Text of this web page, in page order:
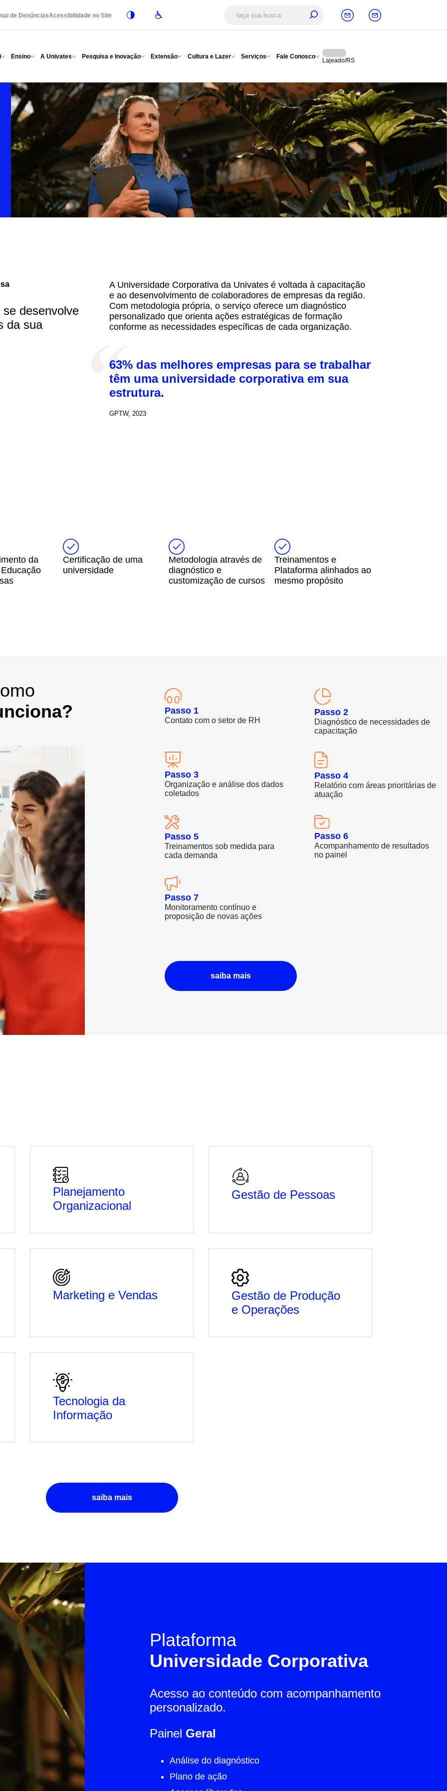
de DenúnciasAcessibilidade no Site
Ensino A Univates Pesquisa e Inovação Extensão Cultura e Lazer Serviços Fale Conosco
Lajeado/RS
desenvolve
da sua
A Universidade Corporativa da Univates é voltada à capacitação
e ao desenvolvimento de colaboradores de empresas da região.
Com metodologia própria, o serviço oferece um diagnóstico
personalizado que orienta ações estratégicas de formação
conforme as necessidades específicas de cada organização.
63% das melhores empresas para se trabalhar
têm uma universidade corporativa em sua
estrutura.
GPTW, 2023
da
Certificação de uma
universidade
Metodologia através de
diagnóstico e
customização de cursos
Treinamentos e
Plataforma alinhados ao
mesmo propósito
Passo 1
Contato com o setor de RH
Passo 2
Diagnóstico de necessidades de
capacitação
Passo 3
Organização e análise dos dados
coletados
Passo 4
Relatório com áreas prioritárias de
atuação
Passo 5
Treinamentos sob medida para
cada demanda
Passo 6
Acompanhamento de resultados
no painel
Passo 7
Monitoramento contínuo e
proposição de novas ações
saiba mais
Planejamento
Organizacional
Gestão de Pessoas
Marketing e Vendas
Gestão de Produção
e Operações
Tecnologia da
Informação
saiba mais
Plataforma
Universidade Corporativa
Acesso ao conteúdo com acompanhamento
personalizado.
Painel Geral
Análise do diagnóstico
Plano de ação